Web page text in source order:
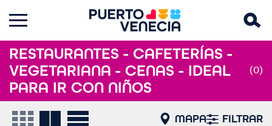
RESTAURANTES - CAFETERÍAS -
VEGETARIANA - CENAS - IDEAL
PARA IR CON NIÑOS
(0)
MAPA FILTRAR